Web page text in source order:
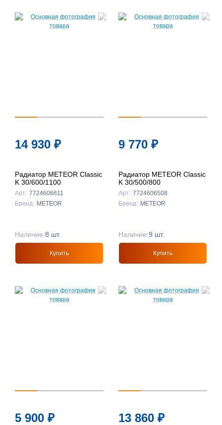
14 930 ₽
Радиатор METEOR Classic
K 30/600/1100
Арт: 7724606611
Бренд: METEOR
Наличие:8 шт.
Купить
9 770 ₽
Радиатор METEOR Classic
K 30/500/800
Арт: 7724606508
Бренд: METEOR
Наличие:9 шт.
Купить
5 900 ₽ 13 860 ₽